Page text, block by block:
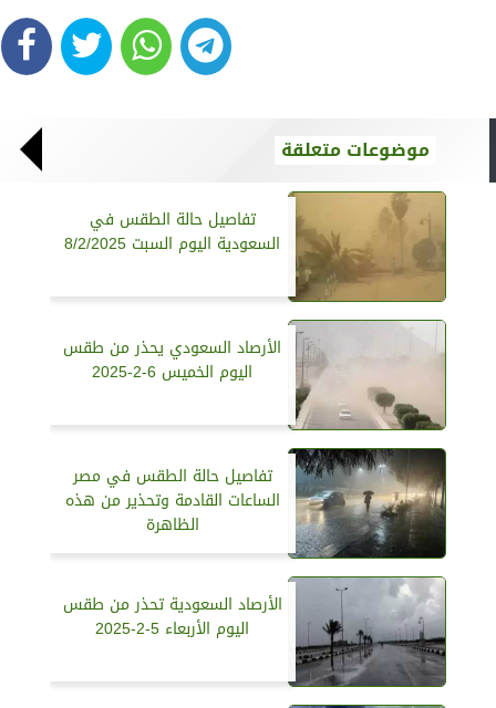
موضوعات متعلقة
تفاصيل حالة الطقس في
السعودية اليوم السبت 8/2/2025
الأرصاد السعودي يحذر من طقس
اليوم الخميس 6-2-2025
تفاصيل حالة الطقس في مصر
الساعات القادمة وتحذير من هذه
الظاهرة
الأرصاد السعودية تحذر من طقس
اليوم الأربعاء 5-2-2025